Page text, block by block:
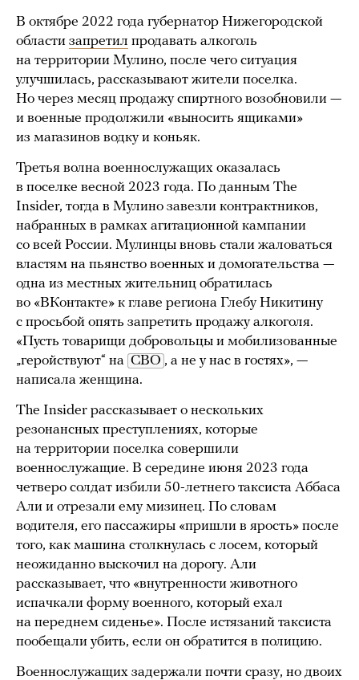
В октябре 2022 года губернатор Нижегородской
области запретил продавать алкоголь
на территории Мулино, после чего ситуация
улучшилась, рассказывают жители поселка.
Но через месяц продажу спиртного возобновили —
и военные продолжили «выносить ящиками»
из магазинов водку и коньяк.
Третья волна военнослужащих оказалась
в поселке весной 2023 года. По данным The
Insider, тогда в Мулино завезли контрактников,
набранных в рамках агитационной кампании
со всей России. Мулинцы вновь стали жаловаться
властям на пьянство военных и домогательства —
одна из местных жительниц обратилась
во «ВКонтакте» к главе региона Глебу Никитину
с просьбой опять запретить продажу алкоголя.
«Пусть товарищи добровольцы и мобилизованные
„геройствуют“ на СВО , а не у нас в гостях», —
написала женщина.
The Insider рассказывает о нескольких
резонансных преступлениях, которые
на территории поселка совершили
военнослужащие. В середине июня 2023 года
четверо солдат избили 50-летнего таксиста Аббаса
Али и отрезали ему мизинец. По словам
водителя, его пассажиры «пришли в ярость» после
того, как машина столкнулась с лосем, который
неожиданно выскочил на дорогу. Али
рассказывает, что «внутренности животного
испачкали форму военного, который ехал
на переднем сиденье». После истязаний таксиста
пообещали убить, если он обратится в полицию.
Военнослужащих задержали почти сразу, но двоих